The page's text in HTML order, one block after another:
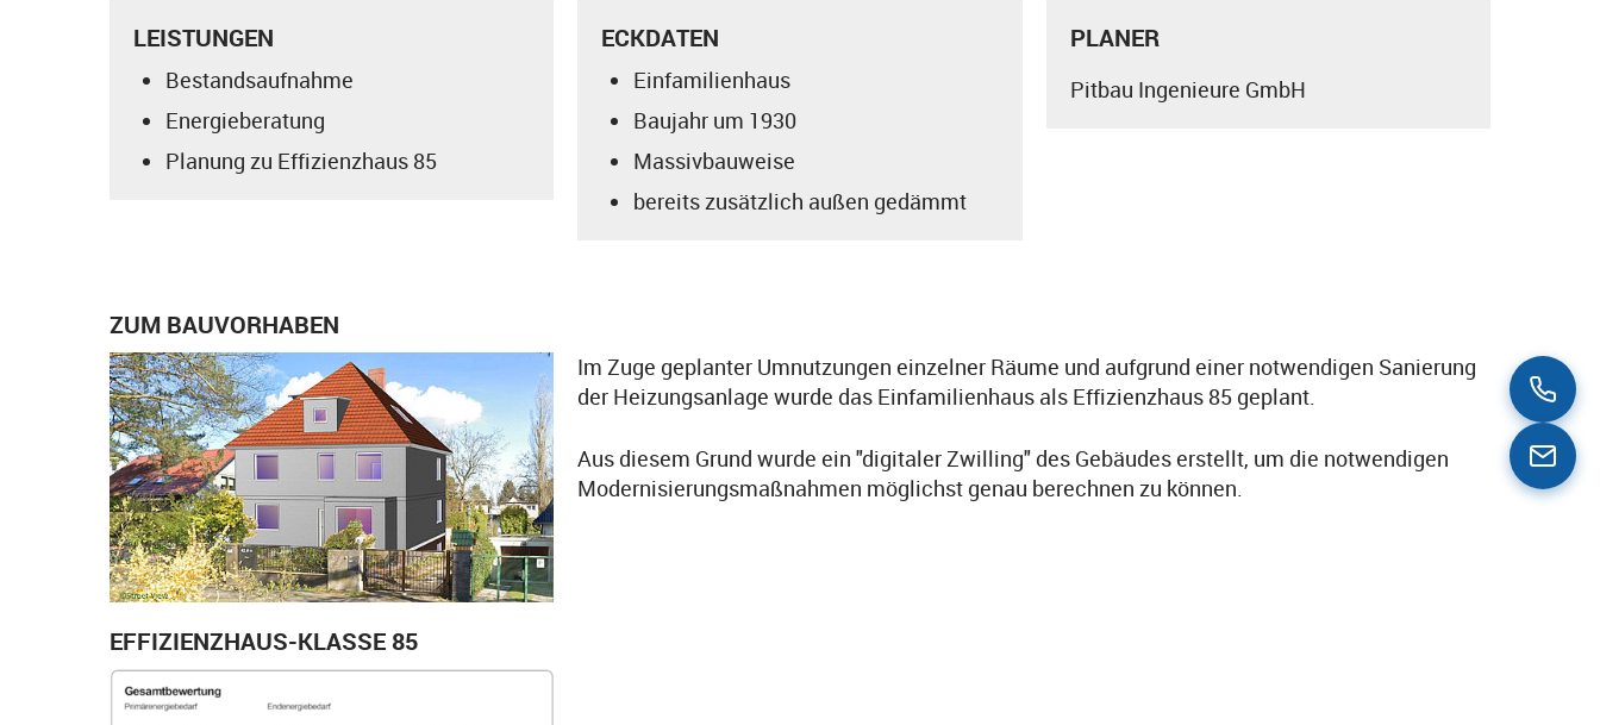
LEISTUNGEN
Bestandsaufnahme
Energieberatung
Planung zu Effizienzhaus 85
ECKDATEN
Einfamilienhaus
Baujahr um 1930
Massivbauweise
bereits zusätzlich außen gedämmt
PLANER
Pitbau Ingenieure GmbH
ZUM BAUVORHABEN
Im Zuge geplanter Umnutzungen einzelner Räume und aufgrund einer notwendigen Sanierung
der Heizungsanlage wurde das Einfamilienhaus als Effizienzhaus 85 geplant.
Aus diesem Grund wurde ein "digitaler Zwilling" des Gebäudes erstellt, um die notwendigen
Modernisierungsmaßnahmen möglichst genau berechnen zu können.
EFFIZIENZHAUS-KLASSE 85